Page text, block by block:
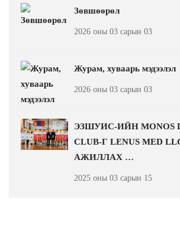
Зөвшөөрөл
2026 оны 03 сарын 03
Журам, хуваарь мэдээлэл
2026 оны 03 сарын 03
ЭЗШУИС-ИЙН MONOS
CLUB-Г LENUS MED
АЖИЛЛАХ …
2025 оны 03 сарын 15